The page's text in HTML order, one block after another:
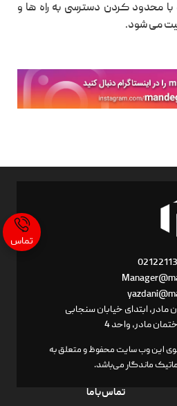
محدود کردن دسترسی به راه ها و
می شود.
مادر، ابتدای خيابان سنجابی
این وب سایت محفوظ و متعلق به
ماندگار می‌باشد.
تماس با ما
تماس